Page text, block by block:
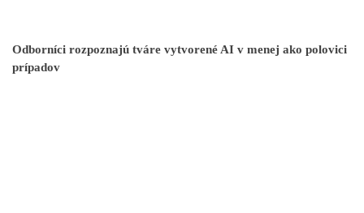
Odborníci rozpoznajú tváre vytvorené AI v menej ako polovici
prípadov